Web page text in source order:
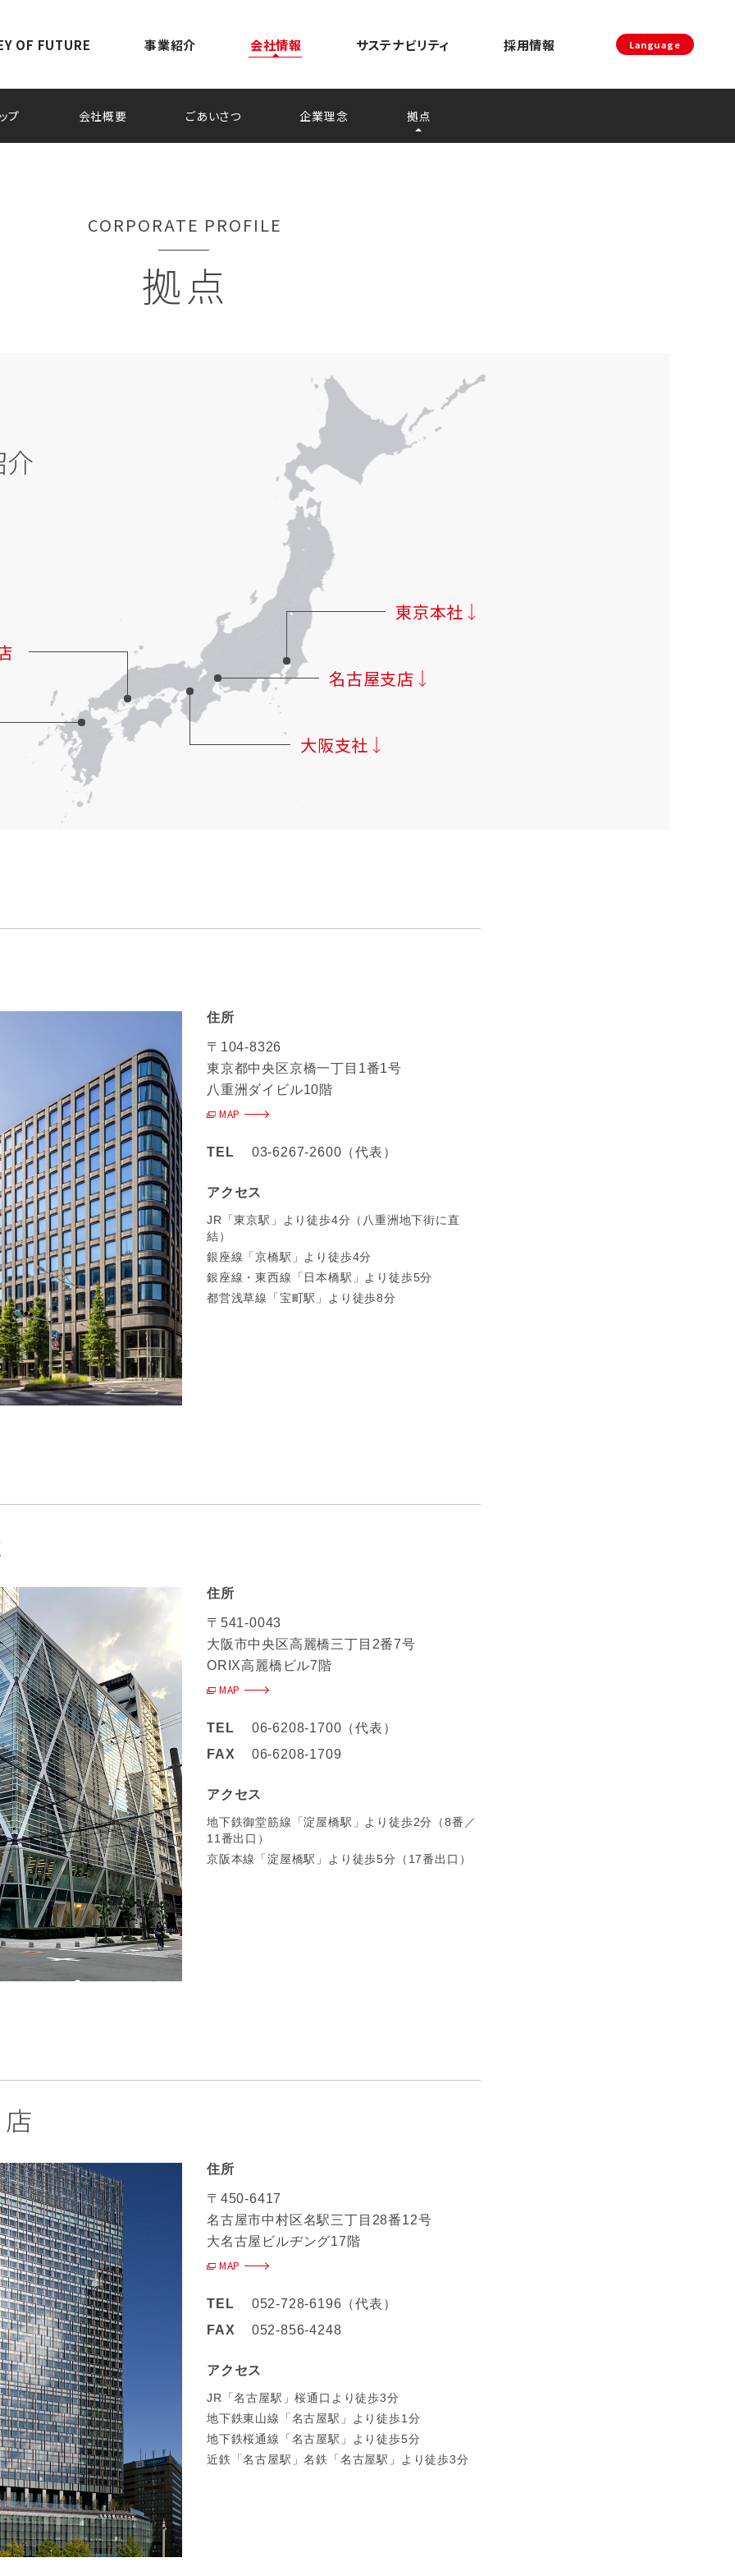
OF FUTURE 事業紹介 会社情報 サステナビリティ 採用情報 Language
プ 会社概要 ごあいさつ 企業理念 拠点
CORPORATE PROFILE
拠点
東京本社
名古屋支店
大阪支社
住所
〒104-8326
東京都中央区京橋一丁目1番1号
八重洲ダイビル10階
MAP
TEL 03-6267-2600（代表）
アクセス
JR「東京駅」より徒歩4分（八重洲地下街に直
結）
銀座線「京橋駅」より徒歩4分
銀座線・東西線「日本橋駅」より徒歩5分
都営浅草線「宝町駅」より徒歩8分
住所
〒541-0043
大阪市中央区高麗橋三丁目2番7号
ORIX高麗橋ビル7階
MAP
TEL
06-6208-1700（代表）
FAX
06-6208-1709
アクセス
地下鉄御堂筋線「淀屋橋駅」より徒歩2分（8番／
11番出口）
京阪本線「淀屋橋駅」より徒歩5分（17番出口）
住所
〒450-6417
名古屋市中村区名駅三丁目28番12号
大名古屋ビルヂング17階
MAP
TEL
052-728-6196（代表）
FAX
052-856-4248
アクセス
JR「名古屋駅」桜通口より徒歩3分
地下鉄東山線「名古屋駅」より徒歩1分
地下鉄桜通線「名古屋駅」より徒歩5分
近鉄「名古屋駅」名鉄「名古屋駅」より徒歩3分